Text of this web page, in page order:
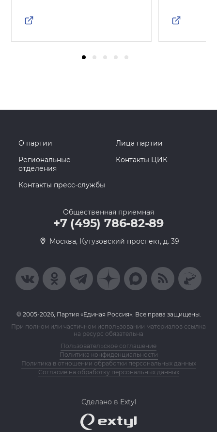
О партии
Лица партии
Региональные
отделения
Контакты ЦИК
Контакты пресс-службы
Общественная приемная
+7 (495) 786-82-89
Москва, Кутузовский проспект, д. 39
© 2005-2026, Партия «Единая Россия». Все права защищены.
При полном или частичном использовании материалов ссылка
на ресурс обязательна
Пользовательское соглашение
Политика конфиденциальности
Политика в отношении обработки персональных данных
Согласие на обработку персональных данных
Сделано в Extyl